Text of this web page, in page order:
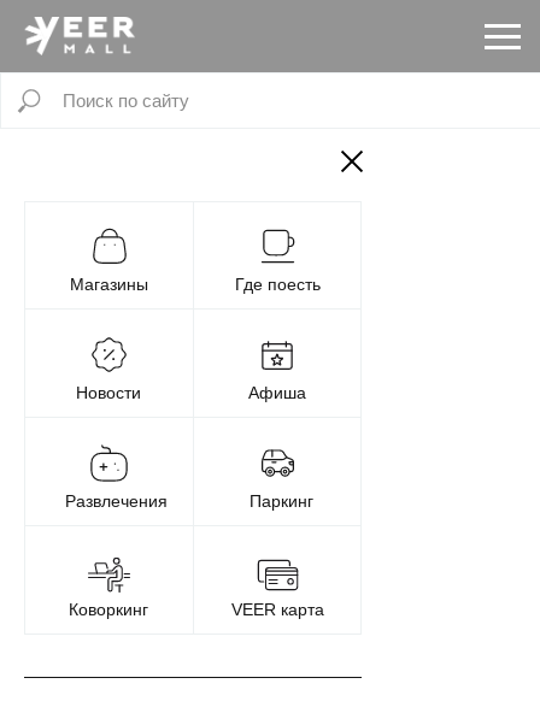
Магазины Где поесть
Новости
Паркинг
Афиша
Развлечения
VEER карта
Коворкинг